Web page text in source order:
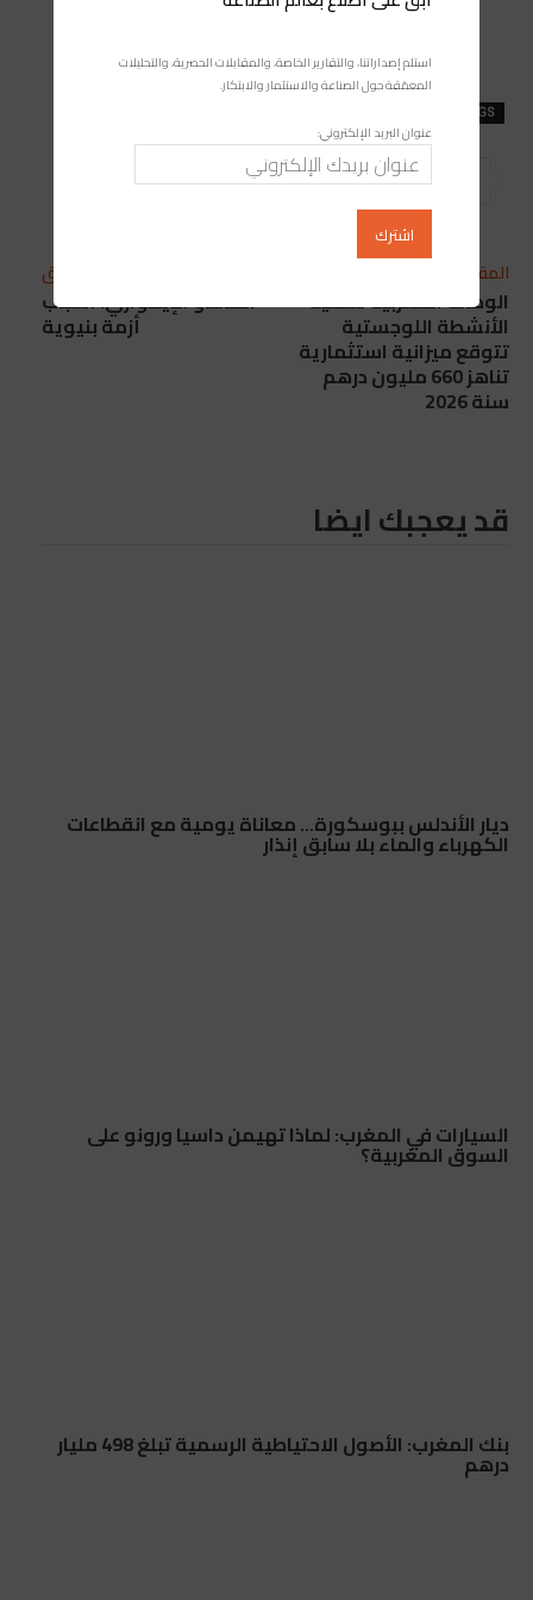
TAGS
المقال السابق
الكاكاو الإيفواري: أسباب
أزمة بنيوية
المقال التالي
الوكالة المغربية لتنمية
الأنشطة اللوجستية
تتوقع ميزانية استثمارية
تناهز 660 مليون درهم
سنة 2026
قد يعجبك ايضا
ديار الأندلس ببوسكورة… معاناة يومية مع انقطاعات
الكهرباء والماء بلا سابق إنذار
السيارات في المغرب: لماذا تهيمن داسيا ورونو على
السوق المغربية؟
بنك المغرب: الأصول الاحتياطية الرسمية تبلغ 498 مليار
درهم
استلم إصداراتنا، والتقارير الخاصة، والمقابلات الحصرية، والتحليلات
المعمّقة حول الصناعة والاستثمار والابتكار.
عنوان البريد الإلكتروني: